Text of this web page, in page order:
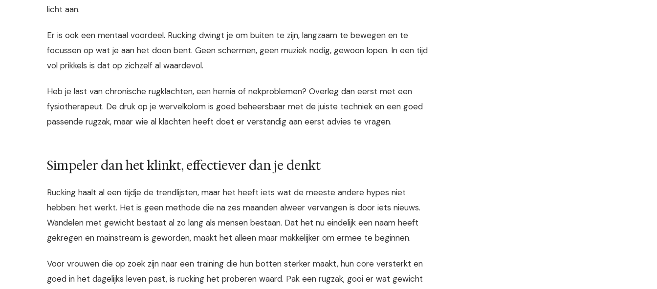
licht aan.
Er is ook een mentaal voordeel. Rucking dwingt je om buiten te zijn, langzaam te bewegen en te
focussen op wat je aan het doen bent. Geen schermen, geen muziek nodig, gewoon lopen. In een tijd
vol prikkels is dat op zichzelf al waardevol.
Heb je last van chronische rugklachten, een hernia of nekproblemen? Overleg dan eerst met een
fysiotherapeut. De druk op je wervelkolom is goed beheersbaar met de juiste techniek en een goed
passende rugzak, maar wie al klachten heeft doet er verstandig aan eerst advies te vragen.
Simpeler dan het klinkt, effectiever dan je denkt
Rucking haalt al een tijdje de trendlijsten, maar het heeft iets wat de meeste andere hypes niet
hebben: het werkt. Het is geen methode die na zes maanden alweer vervangen is door iets nieuws.
Wandelen met gewicht bestaat al zo lang als mensen bestaan. Dat het nu eindelijk een naam heeft
gekregen en mainstream is geworden, maakt het alleen maar makkelijker om ermee te beginnen.
Voor vrouwen die op zoek zijn naar een training die hun botten sterker maakt, hun core versterkt en
goed in het dagelijks leven past, is rucking het proberen waard. Pak een rugzak, gooi er wat gewicht